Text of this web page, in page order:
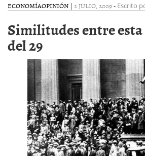
ECONOMÍAOPINIÓN | 2 JULIO, 2009- Escrito
Similitudes entre
del 29